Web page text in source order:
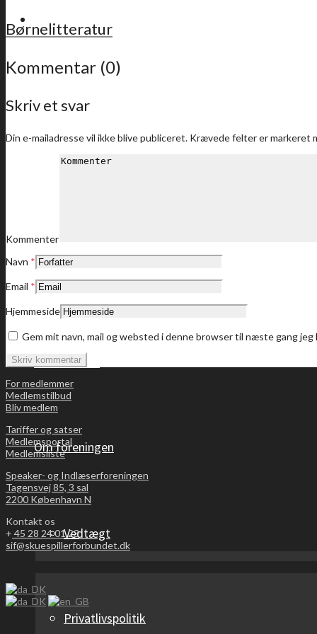
For medlemmer
Sidste nyt
Dine medlemstilbud
Bliv medlem
Om foreningen
Vedtægt
Privatlivspolitik
Børnelitteratur
Kommentar (0)
Skriv et svar
Din e-mailadresse vil ikke blive publiceret. Krævede felter er markeret
Kommenter
Navn *
Email *
Hjemmeside
Gem mit navn, mail og websted i denne browser til næste gang jeg
For medlemmer
Medlemstilbud
Bliv medlem
Tariffer og satser
Medlemsportal
Medlemsliste
Speaker- og Indlæserforeningen
Tagensvej 85, 3 sal
2200 København N
Kontakt os
+ 45 28 24 01 23
sif@skuespillerforbundet.dk